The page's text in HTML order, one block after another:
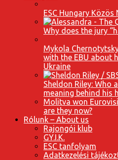
ESC Hungary Közös
Why does the jury
Mykola
with the EBU about
Ukraine
Sheldon Riley: Who
meaning behind his
Molitva won
are they now?
Rólunk – About us
Rajongói klub
GY.I.K.
ESC tanfolyam
Adatkezelési